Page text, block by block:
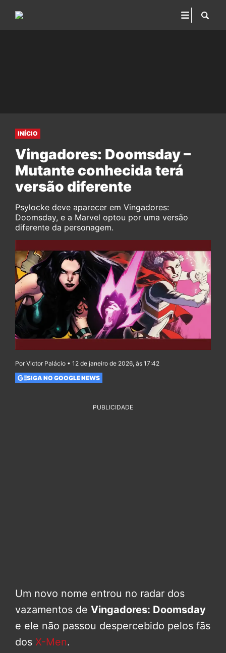
INÍCIO
Vingadores: Doomsday –
Mutante conhecida terá
versão diferente
Psylocke deve aparecer em Vingadores:
Doomsday, e a Marvel optou por uma versão
diferente da personagem.
Por Victor Palácio • 12 de janeiro de 2026, às 17:42
SIGA NO GOOGLE NEWS
PUBLICIDADE
Um novo nome entrou no radar dos
vazamentos de Vingadores: Doomsday
e ele não passou despercebido pelos fãs
dos X-Men.